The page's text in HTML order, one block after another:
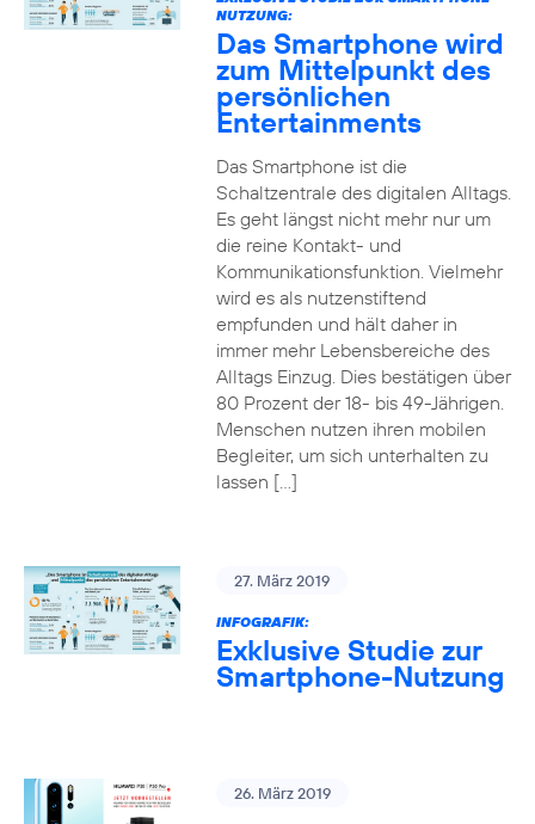
NUTZUNG:
Das Smartphone wird
zum Mittelpunkt des
persönlichen
Entertainments
Das Smartphone ist die
Schaltzentrale des digitalen Alltags.
Es geht längst nicht mehr nur um
die reine Kontakt- und
Kommunikationsfunktion. Vielmehr
wird es als nutzenstiftend
empfunden und hält daher in
immer mehr Lebensbereiche des
Alltags Einzug. Dies bestätigen über
80 Prozent der 18- bis 49-Jährigen.
Menschen nutzen ihren mobilen
Begleiter, um sich unterhalten zu
lassen […]
27. März 2019
INFOGRAFIK:
Exklusive Studie zur
Smartphone-Nutzung
26. März 2019